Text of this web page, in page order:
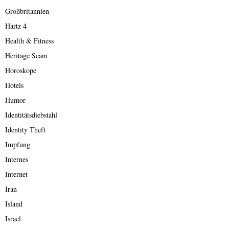
Großbritannien
Hartz 4
Health & Fitness
Heritage Scam
Horoskope
Hotels
Humor
Identitätsdiebstahl
Identity Theft
Impfung
Internes
Internet
Iran
Island
Israel